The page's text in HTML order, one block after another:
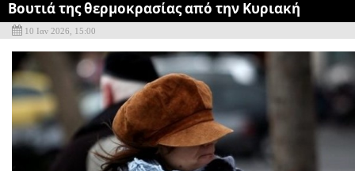
Βουτιά της θερμοκρασίας από την Κυριακή
10 Ιαν 2026, 15:00